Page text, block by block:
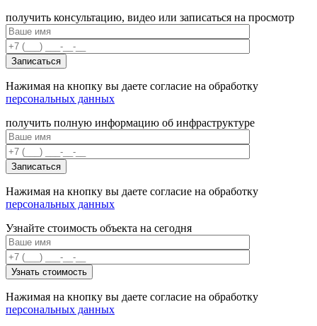
получить консультацию, видео или записаться на просмотр
Нажимая на кнопку вы даете согласие на обработку
персональных данных
получить полную информацию об инфраструктуре
Нажимая на кнопку вы даете согласие на обработку
персональных данных
Узнайте стоимость объекта на сегодня
Нажимая на кнопку вы даете согласие на обработку
персональных данных